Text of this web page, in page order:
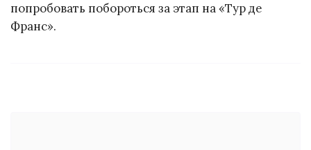
попробовать побороться за этап на «Тур де
Франс».